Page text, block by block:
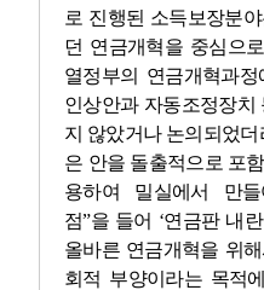
로 진행된 소득보장분
던 연금개혁을 중심으
열정부의 연금개혁과정
인상안과 자동조정장치
지 않았거나 논의되었
은 안을 돌출적으로 포
용하여 밀실에서 만
점”을 들어 ‘연금판 내란
올바른 연금개혁을 위
회적 부양이라는 목적